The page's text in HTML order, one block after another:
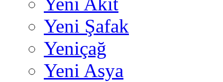
Yeni Şafak
Yeniçağ
Yeni Asya